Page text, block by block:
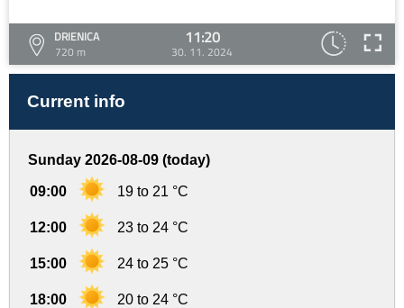
DRIENICA
720 m
11:20
30. 11. 2024
Current info
Sunday 2026-08-09 (today)
09:00 19 to 21 °C
12:00 23 to 24 °C
15:00 24 to 25 °C
18:00 20 to 24 °C